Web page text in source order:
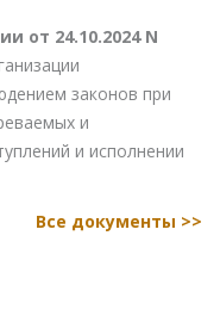
от 24.10.2024 N
законов при
и
и исполнении
Все документы >>